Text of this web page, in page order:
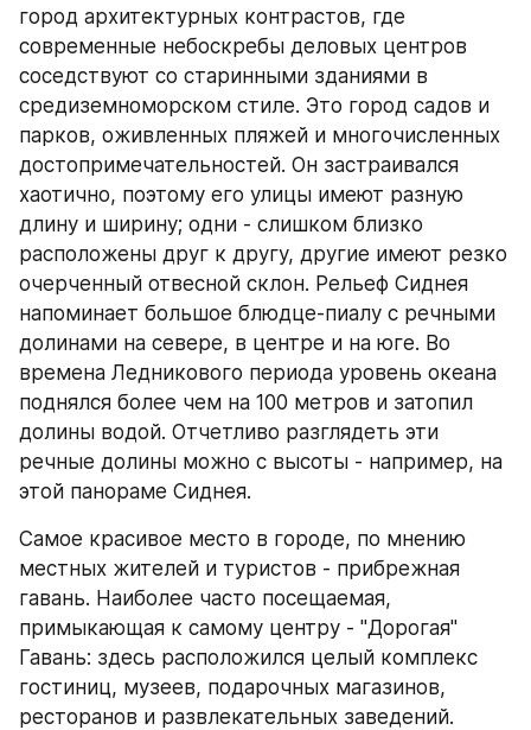
город архитектурных контрастов, где
современные небоскребы деловых центров
соседствуют со старинными зданиями в
средиземноморском стиле. Это город садов и
парков, оживленных пляжей и многочисленных
достопримечательностей. Он застраивался
хаотично, поэтому его улицы имеют разную
длину и ширину; одни - слишком близко
расположены друг к другу, другие имеют резко
очерченный отвесной склон. Рельеф Сиднея
напоминает большое блюдце-пиалу с речными
долинами на севере, в центре и на юге. Во
времена Ледникового периода уровень океана
поднялся более чем на 100 метров и затопил
долины водой. Отчетливо разглядеть эти
речные долины можно с высоты - например, на
этой панораме Сиднея.
Самое красивое место в городе, по мнению
местных жителей и туристов - прибрежная
гавань. Наиболее часто посещаемая,
примыкающая к самому центру - "Дорогая"
Гавань: здесь расположился целый комплекс
гостиниц, музеев, подарочных магазинов,
ресторанов и развлекательных заведений.